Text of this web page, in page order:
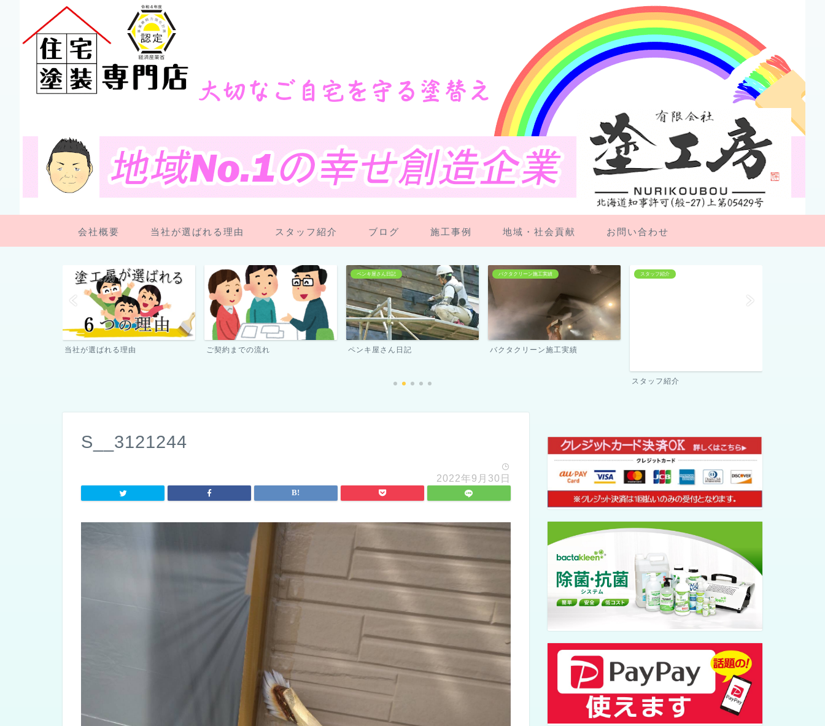
会社概要 当社が選ばれる理由 スタッフ紹介 ブログ 施工事例 地域・社会貢献 お問い合わせ
ご契約までの流れ
ペンキ屋さん日記
ペンキ屋さん日記
バクタクリーン施工実績
バクタクリーン施工実績
スタッフ紹介
S__3121244
2022年9月30日